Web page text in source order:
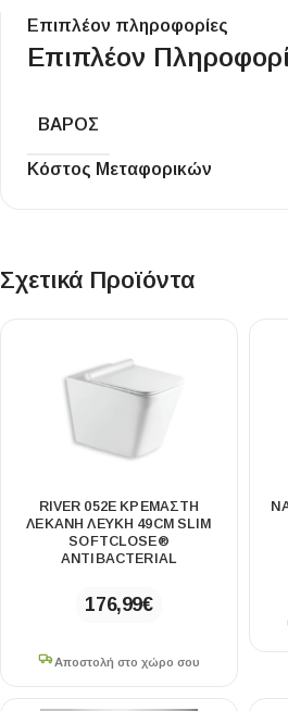
Επιπλέον πληροφορίες
Επιπλέον
ΒΆΡΟΣ
Κόστος Μεταφορικών
Σχετικά Προϊόντα
RIVER 052E ΚΡΕΜΑΣΤΗ
ΛΕΚΑΝΗ ΛΕΥΚΗ 49CM SLIM
SOFTCLOSE®
ANTIBACTERIAL
176,99€
Αποστολή στο χώρο σου